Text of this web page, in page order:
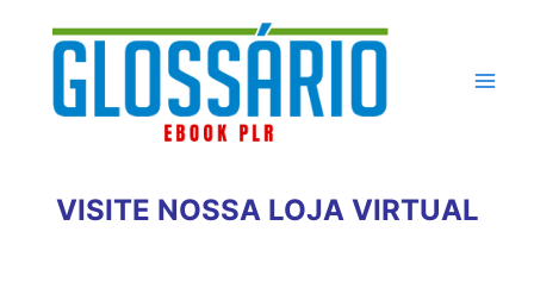
conteúdo
VISITE NOSSA LOJA VIRTUAL